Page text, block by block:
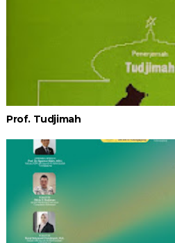
Prof. Tudjimah